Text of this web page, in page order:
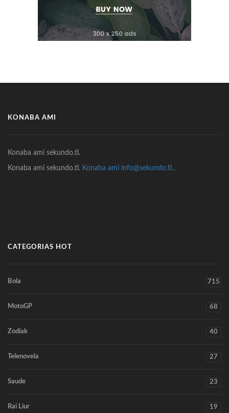
KONABA AMI
Konaba ami sekundo.tl.
Konaba ami sekundo.tl. Konaba ami info@sekundo.tl..
CATEGORIAS HOT
Bola 715
MotoGP 68
Zodiak 40
Telenovela 27
Saude 23
Rai Liur 19